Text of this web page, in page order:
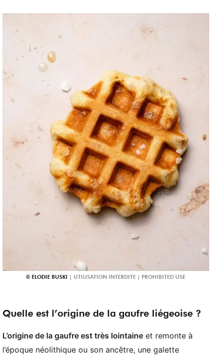
ELODIE BUSKI
Quelle est l’origine de la gaufre liégeoise ?
L’origine de la gaufre est très lointaine et remonte à
l’époque néolithique ou son ancêtre, une galette